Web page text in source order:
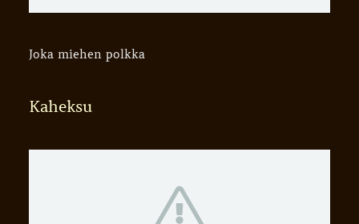
Joka miehen polkka
Kaheksu